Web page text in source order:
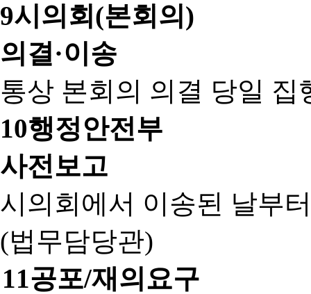
9시의회(본회의)
의결·이송
통상 본회의 의결 당일 집
10행정안전부
사전보고
시의회에서 이송된 날부
(법무담당관)
11공포/재의요구